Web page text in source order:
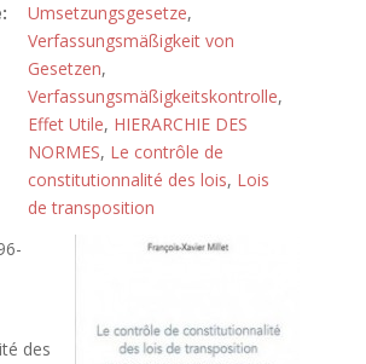
Umsetzungsgesetze,
Verfassungsmäßigkeit von
Gesetzen,
Verfassungsmäßigkeitskontrolle,
Effet Utile, HIERARCHIE DES
NORMES, Le contrôle de
constitutionnalité des lois, Lois
de transposition
des